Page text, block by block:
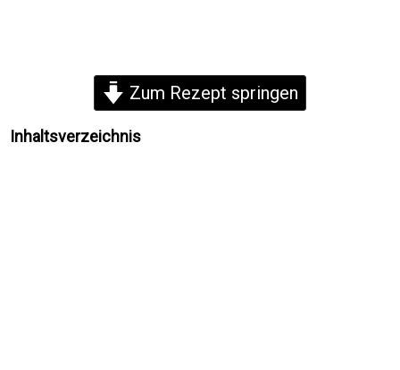
Zum Rezept springen
Inhaltsverzeichnis